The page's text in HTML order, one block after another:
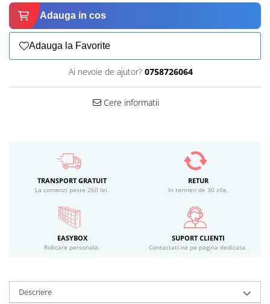
Adauga in cos
Adauga la Favorite
Ai nevoie de ajutor? 0758726064
Cere informatii
TRANSPORT GRATUIT
La comenzi peste 260 lei.
RETUR
In termen de 30 zile.
EASYBOX
Ridicare personala.
SUPORT CLIENTI
Contactati-ne pe pagina dedicata.
Descriere